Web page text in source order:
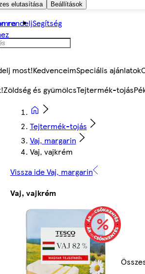
elutasítása Beállítások
rendeljSegítség
most!KedvenceimSpeciális ajánlatok
Zöldség és gyümölcsTejtermék-tojás
Tejtermék-tojás
Vaj, margarin
Vaj, vajkrém
Vissza ide Vaj, margarin
Vaj, vajkrém